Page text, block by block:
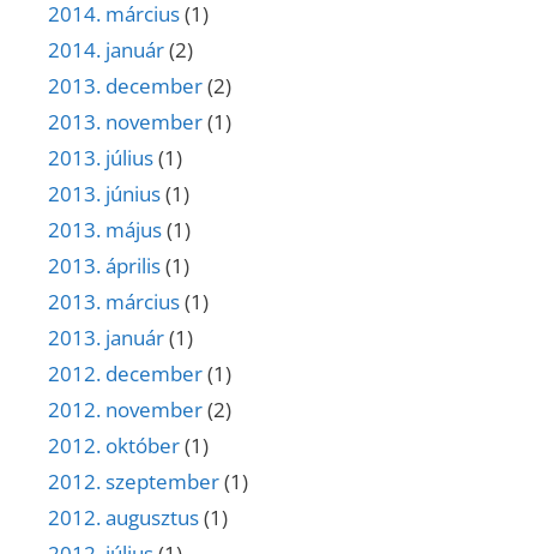
2014. március(1)
2014. január(2)
2013. december(2)
2013. november(1)
2013. július(1)
2013. június(1)
2013. május(1)
2013. április(1)
2013. március(1)
2013. január(1)
2012. december(1)
2012. november(2)
2012. október(1)
2012. szeptember(1)
2012. augusztus(1)